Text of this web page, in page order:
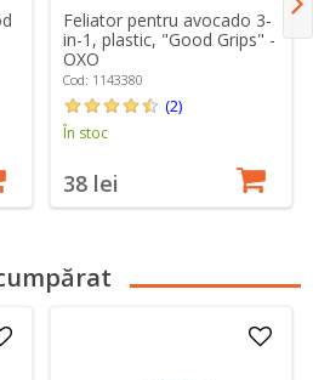
Feliator pentru avocado 3-
in-1, plastic, "Good Grips" -
OXO
Cod: 1143380
(2)
În stoc
38 lei